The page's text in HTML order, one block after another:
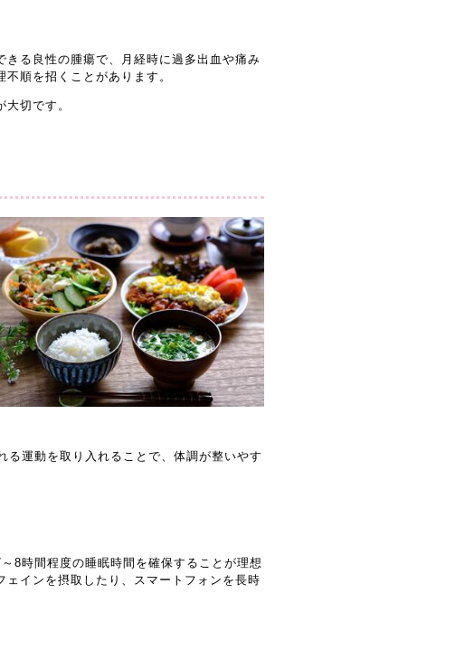
る良性の腫瘍で、月経時に過多出血や痛み
順を招くことがあります。
切です。
る運動を取り入れることで、体調が整いやす
8時間程度の睡眠時間を確保することが理想
インを摂取したり、スマートフォンを長時